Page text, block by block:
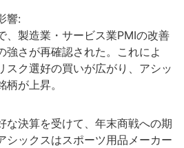
響:
、製造業・サービス業PMIの改善
強さが再確認された。これによ
スク選好の買いが広がり、アシッ
が上昇。
な決算を受けて、年末商戦への期
シックスはスポーツ用品メーカー